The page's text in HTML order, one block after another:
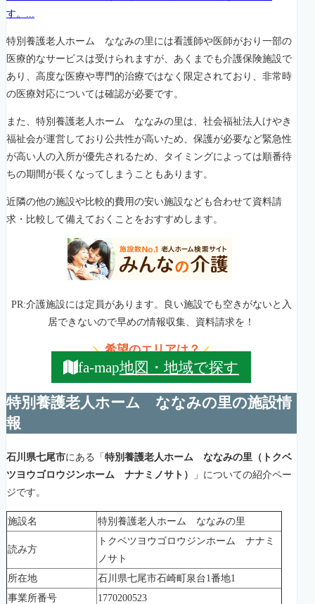
す。...
特別養護老人ホーム ななみの里には看護師や医師がおり一部の
医療的なサービスは受けられますが、あくまでも介護保険施設で
あり、高度な医療や専門的治療ではなく限定されており、非常時
の医療対応については確認が必要です。
また、特別養護老人ホーム ななみの里は、社会福祉法人けやき
福祉会が運営しており公共性が高いため、保護が必要など緊急性
が高い人の入所が優先されるため、タイミングによっては順番待
ちの期間が長くなってしまうこともあります。
近隣の他の施設や比較的費用の安い施設なども合わせて資料請
求・比較して備えておくことをおすすめします。
PR:介護施設には定員があります。良い施設でも空きがないと入
居できないので早めの情報収集、資料請求を！
＼希望のエリアは？／
fa-map地図・地域で探す
特別養護老人ホーム ななみの里の施設情
報
石川県七尾市にある「 特別養護老人ホーム ななみの里（トクベ
ツヨウゴロウジンホーム ナナミノサト）
」についての紹介ペー
ジです。
施設名 特別養護老人ホーム ななみの里
読み方
トクベツヨウゴロウジンホーム ナナミ
ノサト
所在地
石川県七尾市石崎町泉台1番地1
事業所番号
1770200523